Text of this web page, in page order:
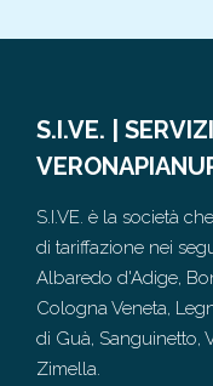
S.I.VE. |
S.I.VE. è la società
di tariffazione nei
Albaredo d'Adige,
Cologna Veneta,
di Guà, Sanguinetto,
Zimella.